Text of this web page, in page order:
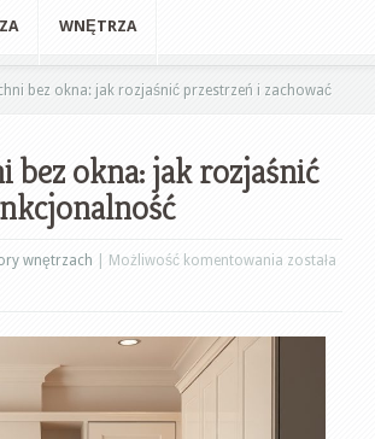
WNĘTRZA
bez okna: jak rozjaśnić przestrzeń i zachować
okna: jak rozjaśnić
wnętrzach Możliwość komentowania Kolory
została